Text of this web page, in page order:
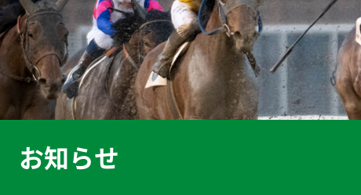
お知らせ